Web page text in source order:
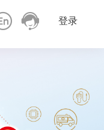
登录